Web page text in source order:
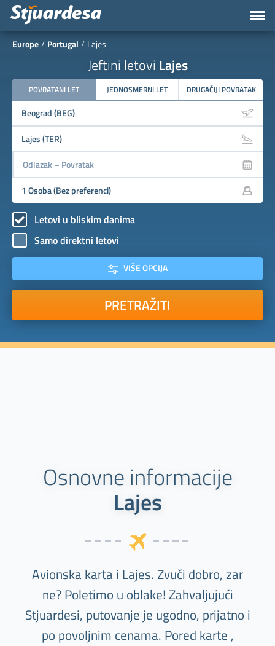
Europe Portugal Lajes
Jeftini letovi Lajes
POVRATANI LET JEDNOSMERNI LET DRUGAČIJI POVRATAK
Letovi u bliskim danima
Samo direktni letovi
VIŠE OPCIJA
PRETRAŽITI
Osnovne informacije
Lajes
Avionska karta i Lajes. Zvuči dobro, zar
ne? Poletimo u oblake! Zahvaljujući
Stjuardesi, putovanje je ugodno, prijatno i
po povoljnim cenama. Pored karte ,